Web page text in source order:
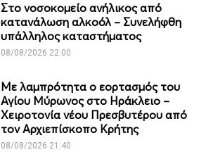
Στο νοσοκομείο ανήλικος από
κατανάλωση αλκοόλ – Συνελήφθη
υπάλληλος καταστήματος
08/08/2026 22:00
Με λαμπρότητα ο εορτασμός του
Αγίου Μύρωνος στο Ηράκλειο –
Χειροτονία νέου Πρεσβυτέρου από
τον Αρχιεπίσκοπο Κρήτης
08/08/2026 21:40